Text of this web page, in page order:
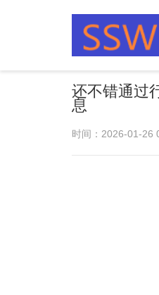
还不错通过
息
时间：2026-01-26